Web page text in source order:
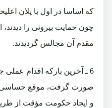
که اساسا در اول با پلان
چون حمایت بیرونی را
مقدم آن مجالس گردیدند.
6 ـ آخرین بارکه اقدام
صورت گرفت، موقع حساسی
و ایجاد حکومت مؤقت از